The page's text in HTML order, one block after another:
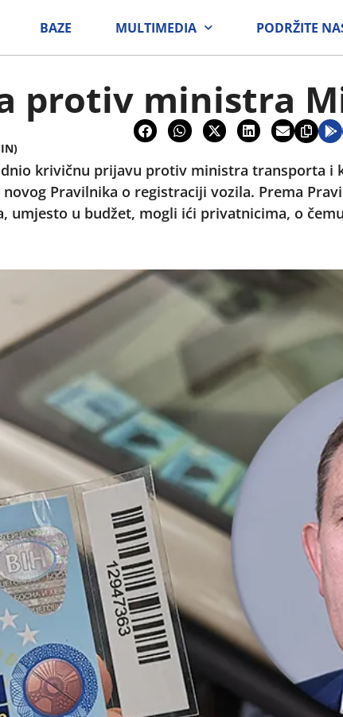
BAZE MULTIMEDIA PODRŽITE
protiv ministra
krivičnu prijavu protiv ministra transporta i
Pravilnika o registraciji vozila. Prema
umjesto u budžet, mogli ići privatnicima, o